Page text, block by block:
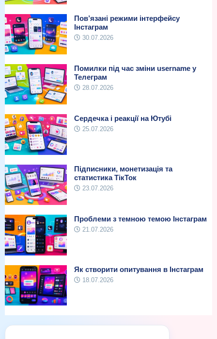
Пов’язані режими інтерфейсу
Інстаграм
30.07.2026
Помилки під час зміни username у
Телеграм
28.07.2026
Сердечка і реакції на Ютубі
25.07.2026
Підписники, монетизація та
статистика ТікТок
23.07.2026
Проблеми з темною темою Інстаграм
21.07.2026
Як створити опитування в Інстаграм
18.07.2026